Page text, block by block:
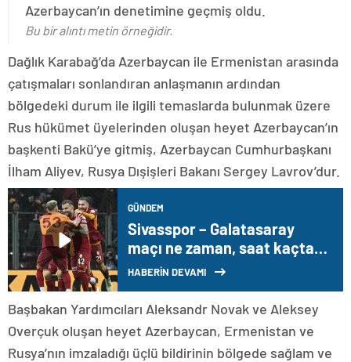
Azerbaycan’ın denetimine geçmiş oldu.
Bu bir alıntı metin örneğidir.
Dağlık Karabağ’da Azerbaycan ile Ermenistan arasında
çatışmaları sonlandıran anlaşmanın ardından
bölgedeki durum ile ilgili temaslarda bulunmak üzere
Rus hükümet üyelerinden oluşan heyet Azerbaycan’ın
başkenti Bakü’ye gitmiş, Azerbaycan Cumhurbaşkanı
İlham Aliyev, Rusya Dışişleri Bakanı Sergey Lavrov’dur.
GÜNDEM
Sivasspor – Galatasaray
maçı ne zaman, saat kaçta,
hangi kanalda?
HABERİN DEVAMI
Başbakan Yardımcıları Aleksandr Novak ve Aleksey
Overçuk oluşan heyet Azerbaycan, Ermenistan ve
Rusya’nın imzaladığı üçlü bildirinin bölgede sağlam ve